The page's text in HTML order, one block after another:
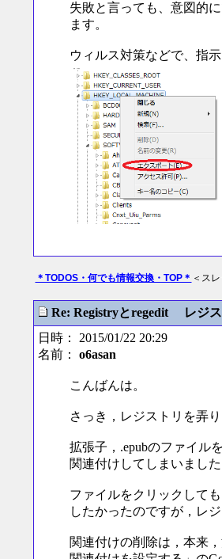
失敗と言っても、意図的
ます。
ウィルス対策などで、指
＊TODOS・何でも情報交換・TOP＊ ＜ス
Re: Registryとregedit レジ
日時： 2015/01/22 20:29
名前： o6asan
こんばんは。
さっき，レジストリを弄
拡張子，.epubのファイル
関連付けしてしまいました
ファイルをクリックして
したかったのですが，レ
関連付けの削除は，本来